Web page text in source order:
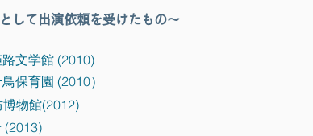
して出演依頼を受けたもの〜
文学館 (2010)
保育園 (2010）
物館(2012)
(2013)